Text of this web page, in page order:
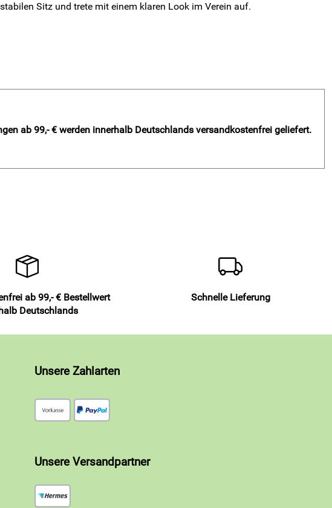
Sitz und trete mit einem klaren Look im Verein auf.
ab 99,- € werden innerhalb Deutschlands versandkostenfrei geliefert.
ab 99,- € Bestellwert
Deutschlands
Schnelle Lieferung
Unsere Zahlarten
Unsere Versandpartner